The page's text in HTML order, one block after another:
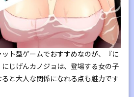
ト型ゲームでおすすめなのが、『に
じげんカノジョは、登場する女の子
と大人な関係になれる点も魅力です